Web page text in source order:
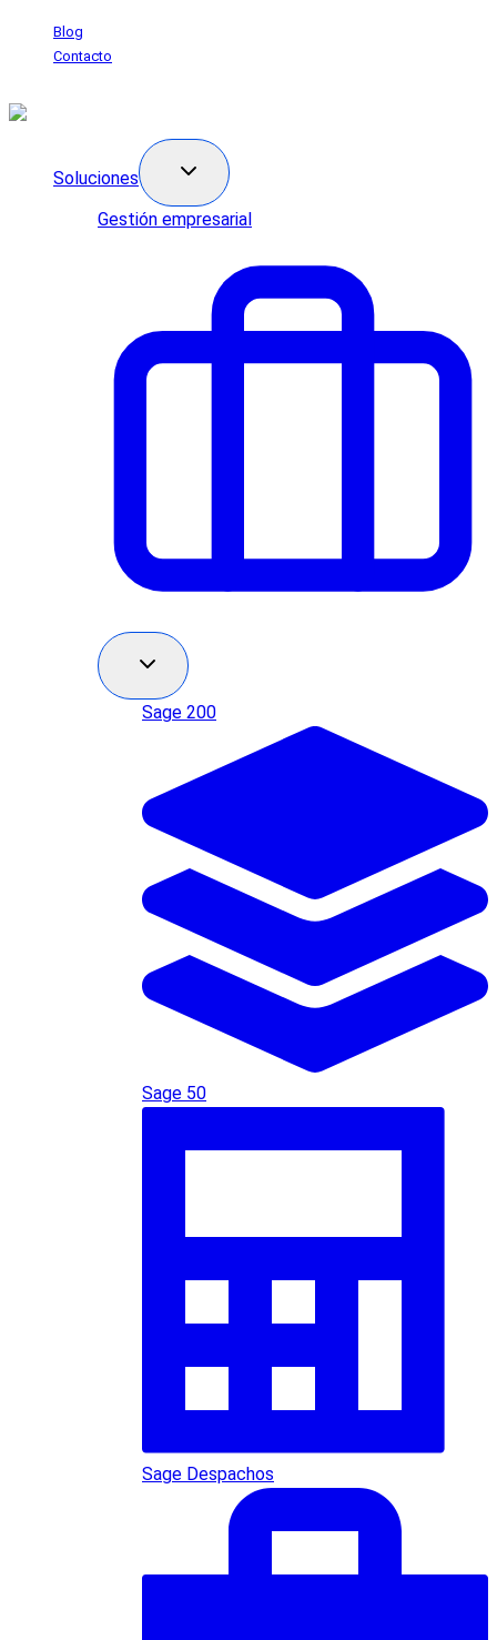
SaltarBlog
Contacto
Soluciones
Gestión empresarial
Sage 200
Sage 50
Sage Despachos